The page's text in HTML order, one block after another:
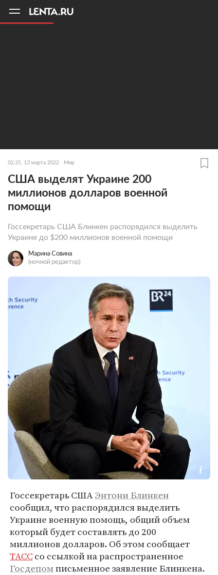
02:25, 13 марта 2022 Мир
США выделят Украине 200
миллионов долларов военной
помощи
Госсекретарь США Блинкен распорядился выделить
Украине до $200 миллионов военной помощи
Марина Совина
(ночной редактор)
Госсекретарь СШАЭнтони Блинкен
сообщил, что распорядился выделить
Украине военную помощь, общий объем
который будет составлять до 200
миллионов долларов. Об этом сообщает
ТАССсо ссылкой на распространенное
Госдепомписьменное заявление Блинкена.